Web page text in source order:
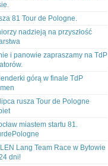
81 Tour de Pologne.
nadzieją na przyszłość
i panowie zapraszamy na TdP
górą w finale TdP
rusza Tour de Pologne
miastem startu 81.
Lang Team Race w Bytowie
dni!